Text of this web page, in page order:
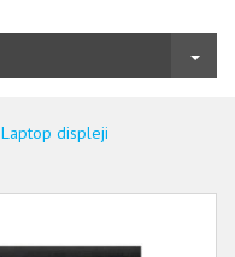
Laptop displeji